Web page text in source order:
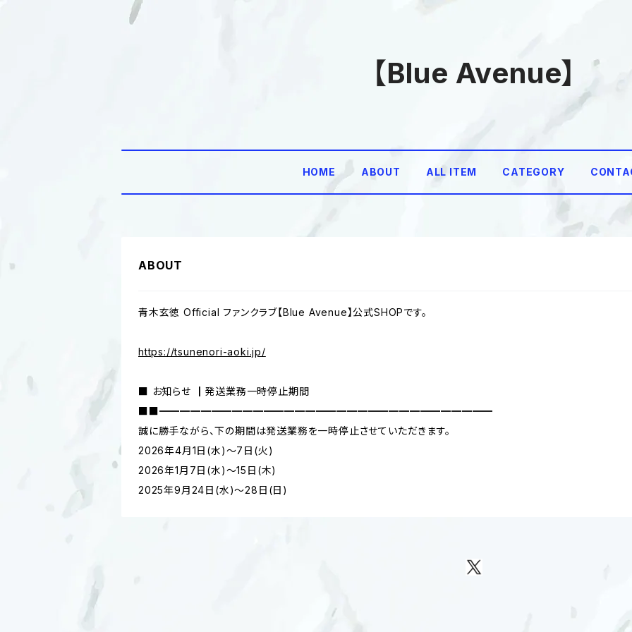
【Blue Avenue】
HOME ABOUT ALL ITEM CATEGORY
ABOUT
青木玄徳 Official ファンクラブ【Blue Avenue】公式SHOPです。
https://tsunenori-aoki.jp/
■ お知らせ ┃発送業務一時停止期間
■■━━━━━━━━━━━━━━━━━━━━━━━━━━━━━━━━
誠に勝手ながら、下の期間は発送業務を一時停止させていただきます。
2026年4月1日(水)〜7日(火)
2026年1月7日(水)〜15日(木)
2025年9月24日(水)〜28日(日)